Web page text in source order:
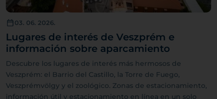
03. 06. 2026.
Lugares de interés de Veszprém e
información sobre aparcamiento
Descubre los lugares de interés más hermosos de
Veszprém: el Barrio del Castillo, la Torre de Fuego,
Veszprémvölgy y el zoológico. Zonas de estacionamiento,
información útil y estacionamiento en línea en un solo